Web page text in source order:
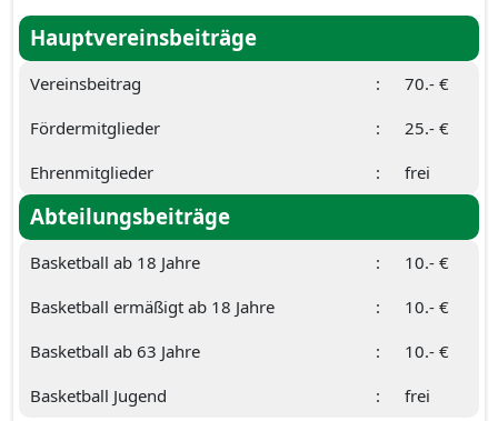
Hauptvereinsbeiträge
Vereinsbeitrag :
70.- €
Fördermitglieder
:
25.- €
Ehrenmitglieder
: frei
Abteilungsbeiträge
Basketball ab 18 Jahre :
10.- €
Basketball ermäßigt ab 18 Jahre
:
10.- €
Basketball ab 63 Jahre
:
10.- €
Basketball Jugend
: frei